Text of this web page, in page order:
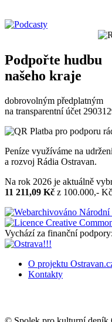
Podpořte hudbu
našeho kraje
dobrovolným předplatným
na transparentní účet
Peníze využíváme na
a rozvoj Rádia Ostravan.
Na rok 2026 je aktuálně
11 211,09 Kč z 100.000,- Kč
Vychází za finanční podpory:
O projektu
Kontakty